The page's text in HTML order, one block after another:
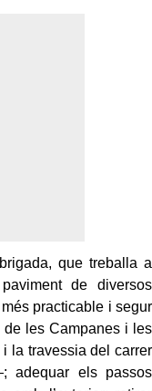
que treballa a
de diversos
practicable i segur
les Campanes i les
la travessia del carrer
adequar els passos